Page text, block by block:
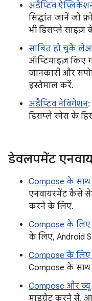
अडैप्टिव
सिद्धांत जानें जो
भी डिसप्ले साइज़
साबित हो चुके
ऑप्टिमाइज़ किए
जानकारी और
इस्तेमाल करें.
अडैप्टिव नेविगेशन
डिसप्ले स्पेस के
डेवलपमेंट
Compose के साथ
एनवायरमेंट कैसे
करने के लिए.
Compose के
के लिए, Android
Compose के लिए
Compose के
Compose और व्यू
माइग्रेट करने से,